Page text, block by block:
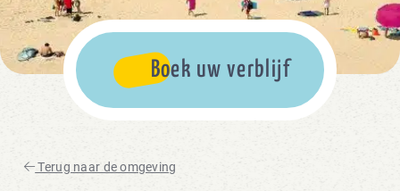
Boek uw verblijf
Terug naar de omgeving